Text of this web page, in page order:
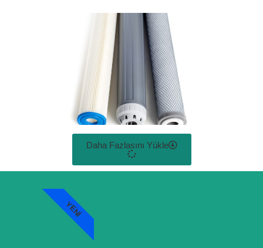
Daha Fazlasını Yükle
YENI